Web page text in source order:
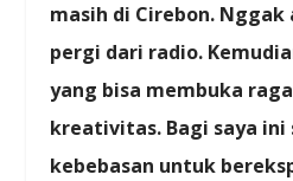
masih di Cirebon. Nggak
pergi dari radio.
yang bisa membuka
kreativitas. Bagi saya ini
kebebasan untuk